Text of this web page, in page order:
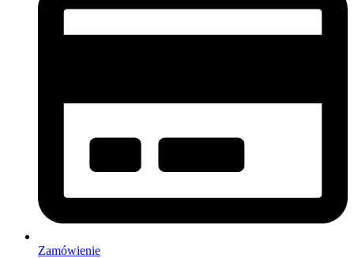
Zamówienie